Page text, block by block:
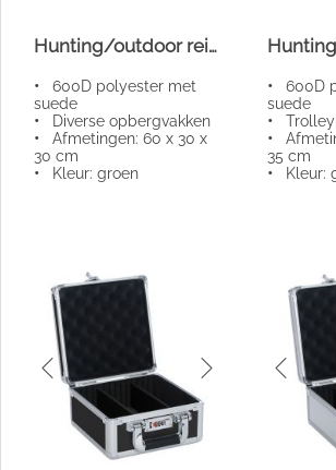
Hunting/outdoor reistas
• 600D polyester met
suede
• Diverse opbergvakken
• Afmetingen: 60 x 30 x
30 cm
• Kleur: groen
• 600D
suede
•
•
35 cm
• Kleur: